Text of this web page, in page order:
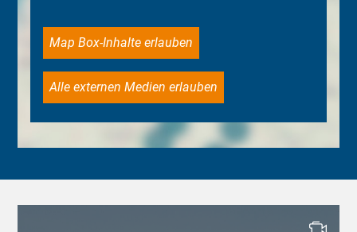
Map Box-Inhalte erlauben
Alle externen Medien erlauben